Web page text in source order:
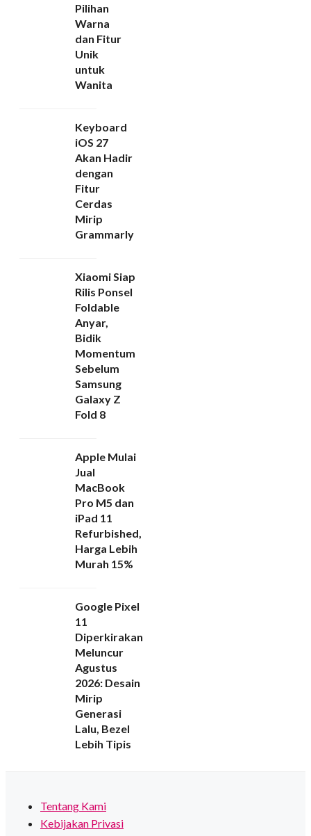
Pilihan
Warna
dan Fitur
Unik
untuk
Wanita
Keyboard
iOS 27
Akan Hadir
dengan
Fitur
Cerdas
Mirip
Grammarly
Xiaomi Siap
Rilis Ponsel
Foldable
Anyar,
Bidik
Momentum
Sebelum
Samsung
Galaxy Z
Fold 8
Apple Mulai
Jual
MacBook
Pro M5 dan
iPad 11
Refurbished,
Harga Lebih
Murah 15%
Google Pixel
11
Diperkirakan
Meluncur
Agustus
2026: Desain
Mirip
Generasi
Lalu, Bezel
Lebih Tipis
Tentang Kami
Kebijakan Privasi